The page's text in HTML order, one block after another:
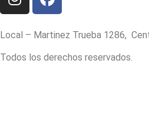
Local – Martinez Trueba 1286,
Todos los derechos reservados.